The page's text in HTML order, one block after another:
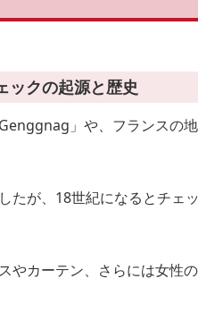
ックの起源と歴史
」や、フランスの
たが、18世紀になるとチェ
やカーテン、さらには女性